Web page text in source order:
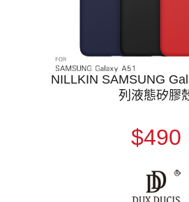
NILLKIN SAMSUNG
列液態矽膠
$490